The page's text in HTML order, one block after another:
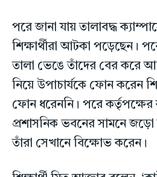
পরে জানা যায় তালাবদ্ধ
শিক্ষার্থীরা আটকা পড়েছেন। পরে
তালা ভেঙে তাঁদের বের করে
নিয়ে উপাচার্যকে ফোন করেন
ফোন ধরেননি। পরে
প্রশাসনিক ভবনের সামনে জড়ো
তাঁরা সেখানে বিক্ষোভ করেন।